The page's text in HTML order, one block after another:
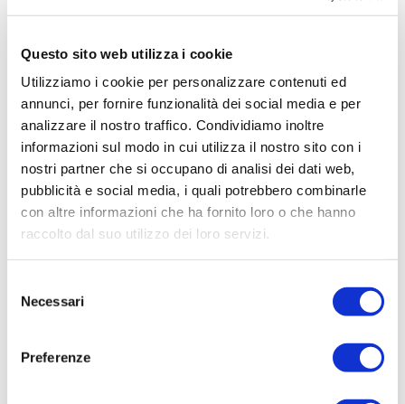
Questo sito web utilizza i cookie
Utilizziamo i cookie per personalizzare contenuti ed
annunci, per fornire funzionalità dei social media e per
analizzare il nostro traffico. Condividiamo inoltre
informazioni sul modo in cui utilizza il nostro sito con i
nostri partner che si occupano di analisi dei dati web,
pubblicità e social media, i quali potrebbero combinarle
con altre informazioni che ha fornito loro o che hanno
raccolto dal suo utilizzo dei loro servizi.
delNecessari
Preferenze
ACQUISTA PRODOTTO